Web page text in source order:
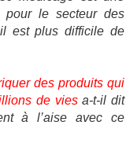
le secteur des
est plus difficile de
des produits qui
de viesa-t-il dit
à l’aise avec ce